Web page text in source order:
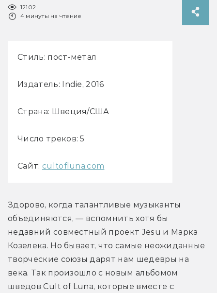
12102
4 минуты на чтение
Стиль: пост-метал
Издатель: Indie, 2016
Страна: Швеция/США
Число треков: 5
Сайт: cultofluna.com
Здорово, когда талантливые музыканты
объединяются, — вспомнить хотя бы
недавний совместный проект Jesu и Марка
Козелека. Но бывает, что самые неожиданные
творческие союзы дарят нам шедевры на
века. Так произошло с новым альбомом
шведов Cult of Luna, которые вместе с